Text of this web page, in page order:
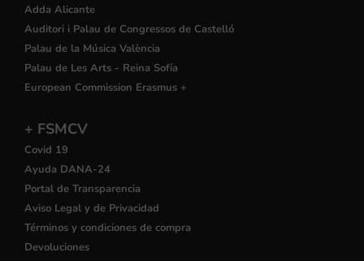
Adda Alicante
Auditori i Palau de Congressos de Castelló
Palau de la Música València
Palau de Les Arts - Reina Sofía
European Commission Erasmus +
+ FSMCV
Covid 19
Ayuda DANA-24
Portal de Transparencia
Aviso Legal y de Privacidad
Términos y condiciones de compra
Devoluciones